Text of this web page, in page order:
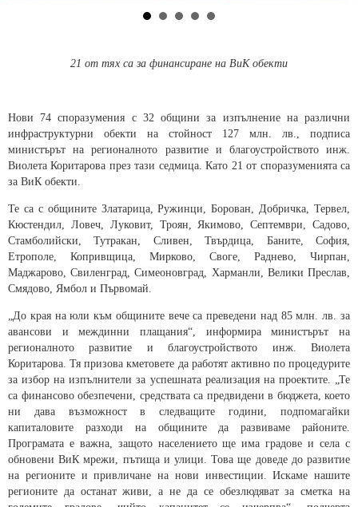
21 от тях са за финансиране на ВиК обекти
Нови 74 споразумения с 32 общини за изпълнение на различни
инфраструктурни обекти на стойност 127 млн. лв., подписа
министърът на регионалното развитие и благоустройството инж.
Виолета Коритарова през тази седмица. Като 21 от споразуменията са
за ВиК обекти.
Те са с общините Златарица, Ружинци, Борован, Добричка, Тервел,
Кюстендил, Ловеч, Луковит, Троян, Якимово, Септември, Садово,
Стамболийски, Тутракан, Сливен, Твърдица, Баните, София,
Етрополе, Копривщица, Мирково, Своге, Раднево, Чирпан,
Маджарово, Свиленград, Симеоновград, Харманли, Велики Преслав,
Смядово, Ямбол и Първомай.
„До края на юли към общините вече са преведени над 85 млн. лв. за
авансови и междинни плащания“, информира министърът на
регионалното развитие и благоустройството инж. Виолета
Коритарова. Тя призова кметовете да работят активно по процедурите
за избор на изпълнители за успешната реализация на проектите. „Те
са финансово обезпечени, средствата са предвидени в бюджета, което
ни дава възможност в следващите години, подпомагайки
капиталовите разходи на общините да развиваме районите.
Програмата е важна, защото населението ще има градове и села с
обновени ВиК мрежи, пътища и улици. Това ще доведе до развитие
на регионите и привличане на нови инвестиции. Искаме нашите
регионите да останат живи, а не да се обезлюдяват за сметка на